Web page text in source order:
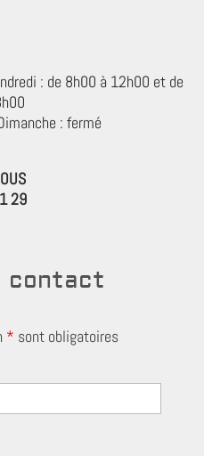
contact
* sont obligatoires
: de 8h00 à 12h00 et de
: fermé
29‬